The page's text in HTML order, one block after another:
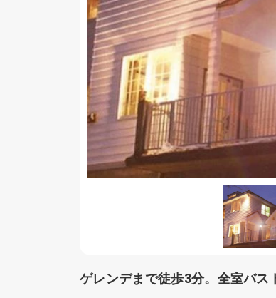
ゲレンデまで徒歩3分。全室バス